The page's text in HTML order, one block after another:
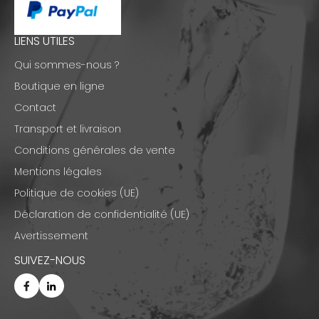
LIENS UTILES
Qui sommes-nous ?
Boutique en ligne
Contact
Transport et livraison
Conditions générales de vente
Mentions légales
Politique de cookies (UE)
Déclaration de confidentialité (UE)
Avertissement
SUIVEZ-NOUS